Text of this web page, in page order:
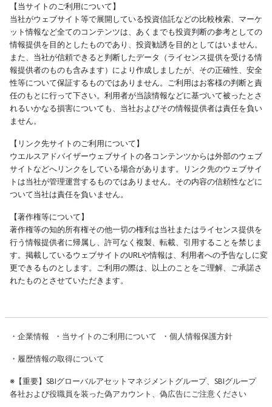
【当サイトのご利用について】
当社がウェブサイト等で展開している投資信託などの比較検索、マーケ
ット情報など全てのコンテンツは、あくまでも投資判断の参考としての
情報提供を目的としたものであり、投資勧誘を目的としてはいません。
また、当社が信頼できると判断したデータ（ライセンス提供を受ける情
報提供者のものも含みます）により作成しましたが、その正確性、安全
性等について保証するものではありません。ご利用はお客様の判断と責
任のもとに行って下さい。利用者が当該情報などに基づいて被ったとさ
れるいかなる損害についても、当社およびその情報提供者は責任を負い
ません。
【リンク先サイトのご利用について】
ウエルスアドバイザーウェブサイトの各コンテンツからは外部のウェブ
サイトなどへリンクをしている場合があります。リンク先のウェブサイ
トは当社が管理運営するものではありません。その内容の信頼性などに
ついて当社は責任を負いません。
【著作権等について】
著作権等の知的所有権その他一切の権利は当社またはライセンス提供を
行う情報提供者に帰属し、許可なく複製、転載、引用することを禁じま
す。掲載しているウェブサイトのURLや情報は、利用者への予告なしに変
更できるものとします。ご利用の際は、以上のことをご理解、ご承諾さ
れたものとさせていただきます。
・ 企業情報 ・ 当サイトのご利用について ・ 個人情報保護方針
・ 履歴情報の取得について
※【重要】SBIグローバルアセットマネジメントグループ、SBIグループ
各社および役職員を装った偽アカウント、偽広告にご注意ください